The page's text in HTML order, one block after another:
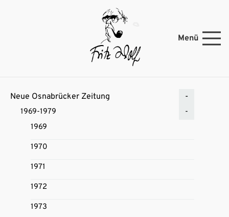
Menü
Neue Osnabrücker Zeitung
1969-1979
1969
1970
1971
1972
1973